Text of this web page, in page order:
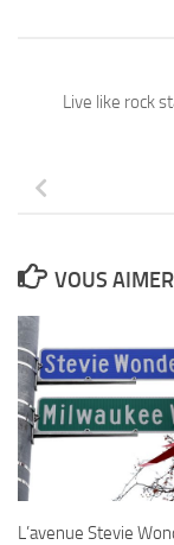
Live like rock
VOUS
L’avenue Stevie